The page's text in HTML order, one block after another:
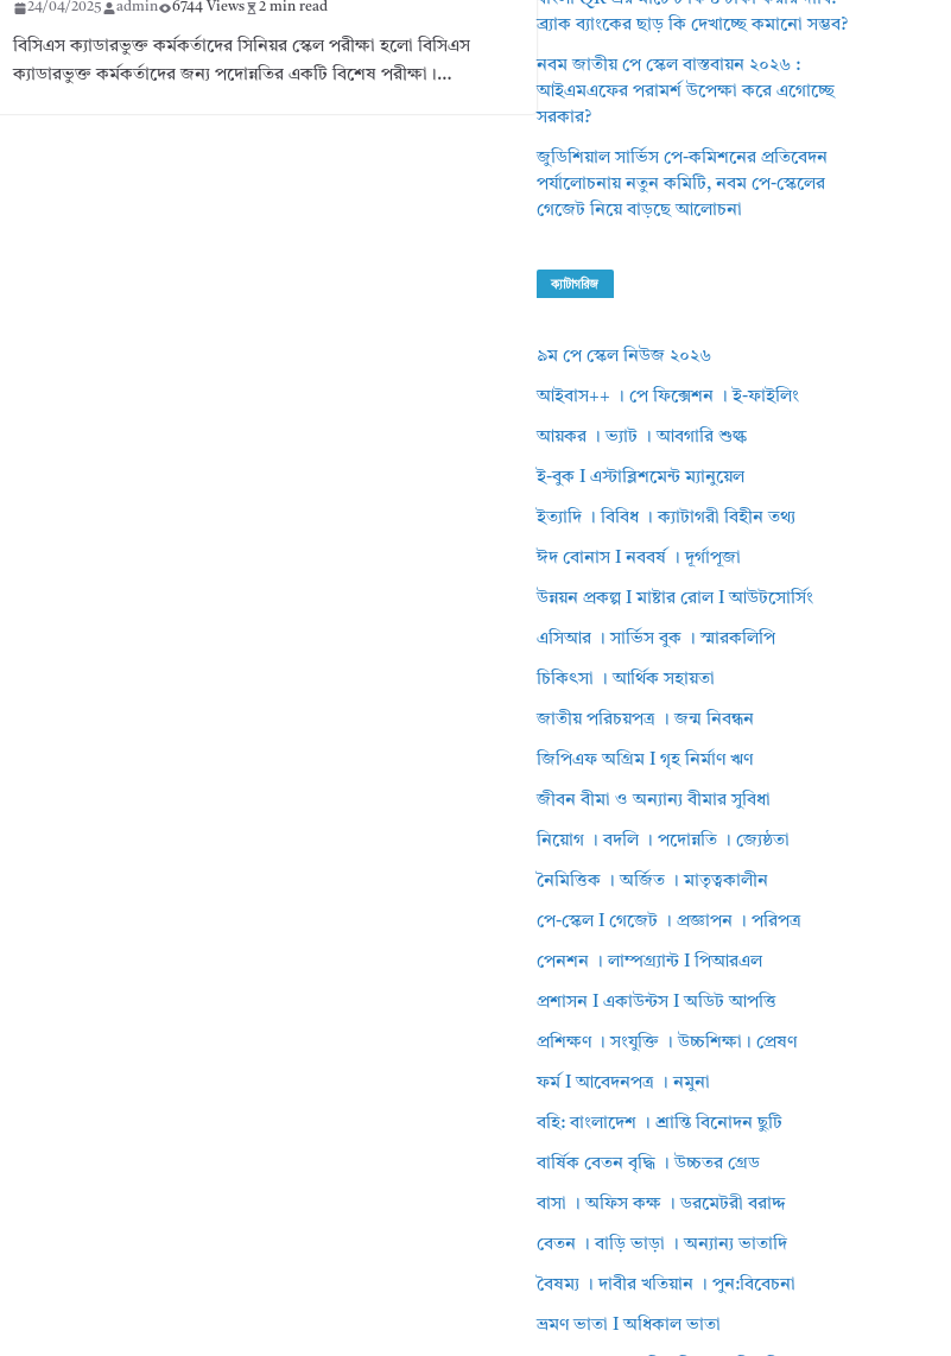
24/04/2025 admin 6744 Views 2 min read
বিসিএস ক্যাডারভুক্ত কর্মকর্তাদের সিনিয়র স্কেল পরীক্ষা হলো বিসিএস
ক্যাডারভুক্ত কর্মকর্তাদের জন্য পদোন্নতির একটি বিশেষ পরীক্ষা।…
ব্র্যাক ব্যাংকের ছাড় কি দেখাচ্ছে কমানো সম্ভব?
নবম জাতীয় পে স্কেল বাস্তবায়ন ২০২৬ :
আইএমএফের পরামর্শ উপেক্ষা করে এগোচ্ছে
সরকার?
জুডিশিয়াল সার্ভিস পে-কমিশনের প্রতিবেদন
পর্যালোচনায় নতুন কমিটি, নবম পে-স্কেলের
গেজেট নিয়ে বাড়ছে আলোচনা
ক্যাটাগরিজ
৯ম পে স্কেল নিউজ ২০২৬
আইবাস++ । পে ফিক্সেশন । ই-ফাইলিং
আয়কর । ভ্যাট । আবগারি শুল্ক
ই-বুক I এস্টাব্লিশমেন্ট ম্যানুয়েল
ইত্যাদি । বিবিধ । ক্যাটাগরী বিহীন তথ্য
ঈদ বোনাস I নববর্ষ । দূর্গাপূজা
উন্নয়ন প্রকল্প I মাষ্টার রোল I আউটসোর্সিং
এসিআর । সার্ভিস বুক । স্মারকলিপি
চিকিৎসা । আর্থিক সহায়তা
জাতীয় পরিচয়পত্র । জন্ম নিবন্ধন
জিপিএফ অগ্রিম I গৃহ নির্মাণ ঋণ
জীবন বীমা ও অন্যান্য বীমার সুবিধা
নিয়োগ । বদলি । পদোন্নতি । জ্যেষ্ঠতা
নৈমিত্তিক । অর্জিত । মাতৃত্বকালীন
পে-স্কেল I গেজেট । প্রজ্ঞাপন । পরিপত্র
পেনশন । লাম্পগ্র্যান্ট I পিআরএল
প্রশাসন I একাউন্টস I অডিট আপত্তি
প্রশিক্ষণ । সংযুক্তি । উচ্চশিক্ষা। প্রেষণ
ফর্ম I আবেদনপত্র । নমুনা
বহি: বাংলাদেশ । শ্রান্তি বিনোদন ছুটি
বার্ষিক বেতন বৃদ্ধি । উচ্চতর গ্রেড
বাসা । অফিস কক্ষ । ডরমেটরী বরাদ্দ
বেতন । বাড়ি ভাড়া । অন্যান্য ভাতাদি
বৈষম্য । দাবীর খতিয়ান । পুন:বিবেচনা
ভ্রমণ ভাতা I অধিকাল ভাতা